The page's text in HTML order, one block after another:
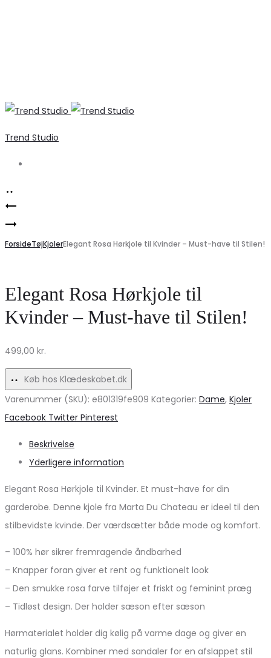
Trend Studio
Product
navigation
Chateau
–
Cipria
på
tilbud!
Marta
du
bukser
MdcNahla
2533
–
Denim
ForsideTøjKjolerElegant Rosa Hørkjole til Kvinder – Must-have til Stilen!
Elegant Rosa Hørkjole til
Kvinder – Must-have til Stilen!
499,00 kr.
Køb hos Klædeskabet.dk
Varenummer (SKU): e801319fe909 Kategorier: Dame, Kjoler
Share
Facebook Twitter Pinterest
Beskrivelse
Yderligere information
Elegant Rosa Hørkjole til Kvinder. Et must-have for din
garderobe. Denne kjole fra Marta Du Chateau er ideel til den
stilbevidste kvinde. Der værdsætter både mode og komfort.
– 100% hør sikrer fremragende åndbarhed
– Knapper foran giver et rent og funktionelt look
– Den smukke rosa farve tilføjer et friskt og feminint præg
– Tidløst design. Der holder sæson efter sæson
Hørmaterialet holder dig kølig på varme dage og giver en
naturlig glans. Kombiner med sandaler for en afslappet stil